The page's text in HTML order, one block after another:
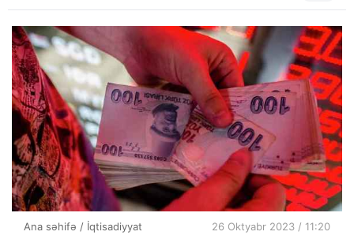
Ana səhifə / İqtisadiyyat 26 Oktyabr 2023 / 11:20